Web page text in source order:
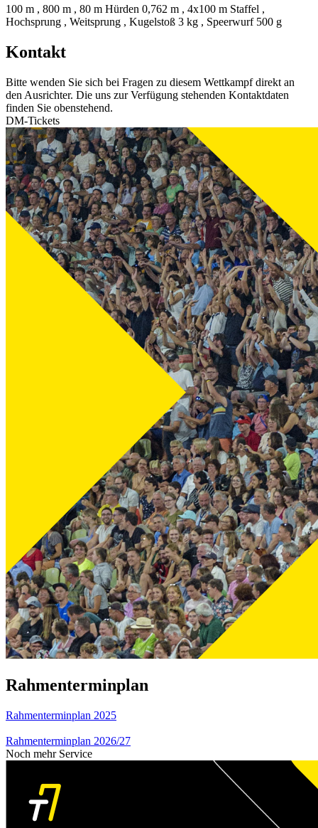
100 m , 800 m , 80 m Hürden 0,762 m , 4x100 m Staffel ,
Hochsprung , Weitsprung , Kugelstoß 3 kg , Speerwurf 500 g
Kontakt
Bitte wenden Sie sich bei Fragen zu diesem Wettkampf direkt an
den Ausrichter. Die uns zur Verfügung stehenden Kontaktdaten
finden Sie obenstehend.
DM-Tickets
Rahmenterminplan
Rahmenterminplan 2025
Rahmenterminplan 2026/27
Noch mehr Service